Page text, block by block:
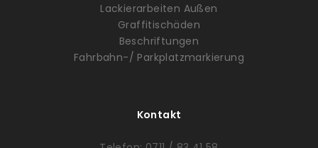
Lackierarbeiten Außen
Graffitischäden
Beschriftungen
Fahrbahn-/ Parkplatzmarkierung
Kontakt